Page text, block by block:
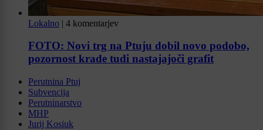
Lokalno | 4 komentarjev
FOTO: Novi trg na Ptuju dobil novo podobo,
pozornost krade tudi nastajajoči grafit
Perutnina Ptuj
Subvencija
Perutninarstvo
MHP
Jurij Kosiuk